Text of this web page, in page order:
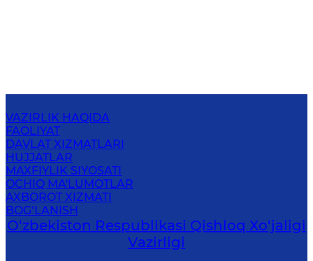
VAZIRLIK HAQIDA
FAOLIYAT
DAVLAT XIZMATLARI
HUJJATLAR
MAXFIYLIK SIYOSATI
OCHIQ MA'LUMOTLAR
AXBOROT XIZMATI
BOG‘LANISH
O‘zbekiston Respublikasi Qishloq Хo‘jаligi
Vаzirligi